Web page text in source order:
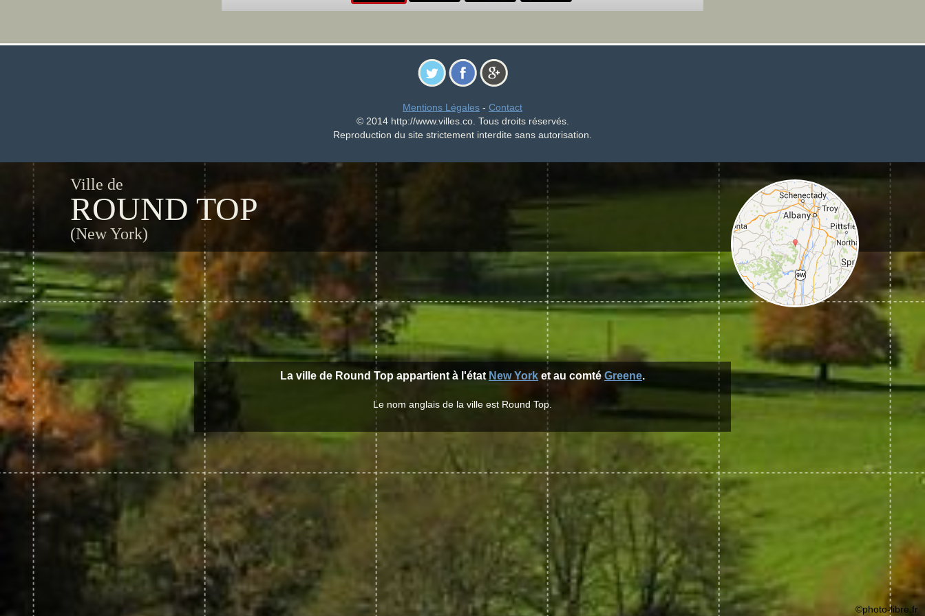
Mentions Légales - Contact
© 2014 http://www.villes.co. Tous droits réservés.
Reproduction du site strictement interdite sans autorisation.
Ville de
ROUND TOP
(New York)
La ville de Round Top appartient à l'état New York et au comté Greene.
Le nom anglais de la ville est Round Top.
©photo-libre.fr